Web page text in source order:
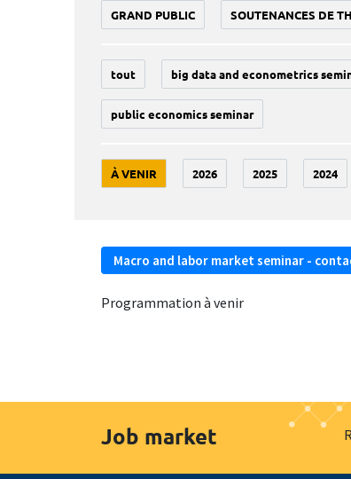
GRAND PUBLIC SOUTENANCES DE
tout big data and econometrics
public economics seminar
À VENIR 2026 2025 2024
Macro and labor market seminar -
Programmation à venir
Job market